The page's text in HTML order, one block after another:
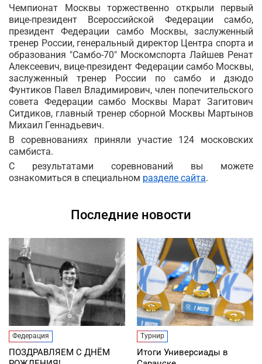
Чемпионат Москвы торжественно открыли первый
вице-президент Всероссийской Федерации самбо,
президент Федерации самбо Москвы, заслуженный
тренер России, генеральный директор Центра спорта и
образования "Самбо-70" Москомспорта Лайшев Ренат
Алексеевич, вице-президент Федерации самбо Москвы,
заслуженный тренер России по самбо и дзюдо
Фунтиков Павел Владимирович, член попечительского
совета Федерации самбо Москвы Марат Загитович
Ситдиков, главный тренер сборной Москвы Мартынов
Михаил Геннадьевич.
В соревнованиях приняли участие 124 московских
самбиста.
С результатами соревнований вы можете
ознакомиться в специальном разделе сайта.
Последние новости
Федерация
ПОЗДРАВЛЯЕМ С ДНЁМ
Турнир
Итоги Универсиады в